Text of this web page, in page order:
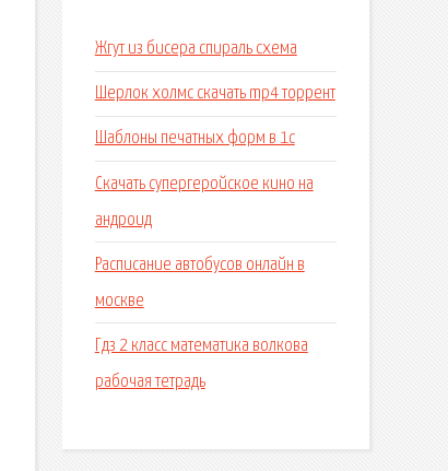
Жгут из бисера спираль схема
Шерлок холмс скачать mp4 торрент
Шаблоны печатных форм в 1с
Скачать супергеройское кино на
андроид
Расписание автобусов онлайн в
москве
Гдз 2 класс математика волкова
рабочая тетрадь